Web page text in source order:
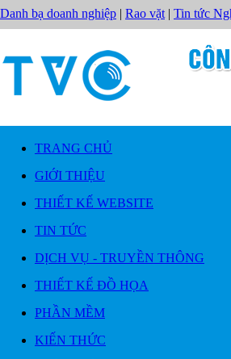
Danh bạ doanh nghiệp | Rao vặt | Tin tức
TRANG CHỦ
GIỚI THIỆU
THIẾT KẾ WEBSITE
TIN TỨC
DỊCH VỤ - TRUYỀN THÔNG
THIẾT KẾ ĐỒ HỌA
PHẦN MỀM
KIẾN THỨC